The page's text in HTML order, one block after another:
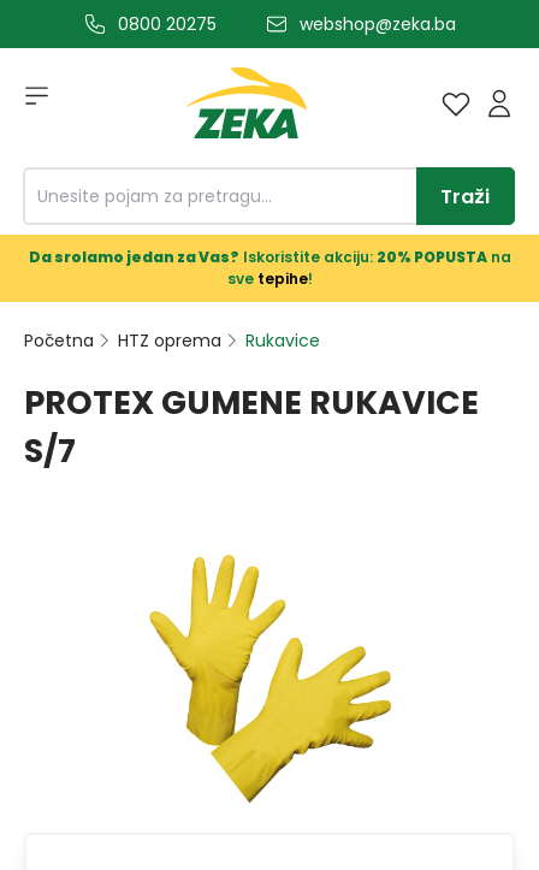
glavni sadržaj0800 20275 webshop@zeka.ba
Traži
Da srolamo jedan za Vas? Iskoristite akciju: 20% POPUSTAna
sve tepihe!
Početna HTZ oprema Rukavice
PROTEX GUMENE RUKAVICE
S/7